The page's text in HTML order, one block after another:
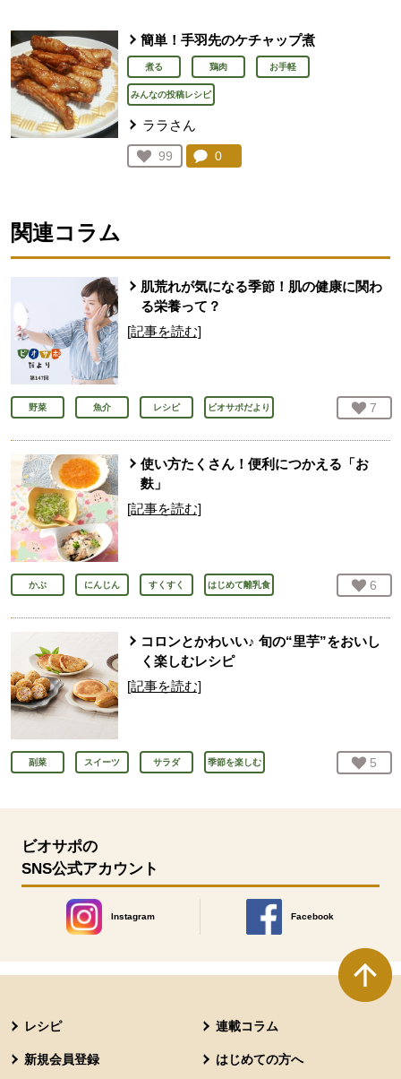
簡単！手羽先のケチャップ煮
煮る 鶏肉 お手軽
みんなの投稿レシピ
ララさん
お気に入り登録：
99
人が登録
コメント：
0
関連コラム
肌荒れが気になる季節！肌の健康に関わ
る栄養って？
[記事を読む]
野菜 魚介 レシピ ビオサポだより お気
7
使い方たくさん！便利につかえる「お
麩」
[記事を読む]
かぶ にんじん すくすく はじめて離乳食 お気
6
コロンとかわいい♪ 旬の“里芋”をおいし
く楽しむレシピ
[記事を読む]
副菜 スイーツ サラダ 季節を楽しむ お気
5
ビオサポの
SNS公式アカウント
Instagram
別のウィンドウで開きます。
Facebook
レシピ 連載コラム
新規会員登録 はじめての方へ